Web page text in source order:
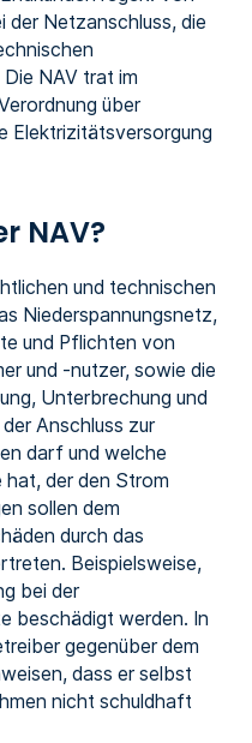
der Netzanschluss, die
NAV trat im
über
Elektrizitätsversorgung
NAV?
und technischen
Niederspannungsnetz,
und Pflichten von
und -nutzer, sowie die
Unterbrechung und
Anschluss zur
darf und welche
hat, der den Strom
sollen dem
durch das
Beispielsweise,
bei der
beschädigt werden. In
gegenüber dem
dass er selbst
nicht schuldhaft